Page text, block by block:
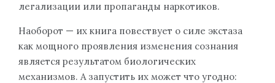
легализации или пропаганды наркотиков.
Наоборот — их книга повествует о силе экстаза
как мощного проявления изменения сознания
является результатом биологических
механизмов. А запустить их может что угодно: